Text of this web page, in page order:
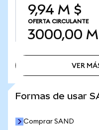
9,94 M $
OFERTA CIRCULANTE
3000,00 M
VER
Formas de usar
Comprar SAND